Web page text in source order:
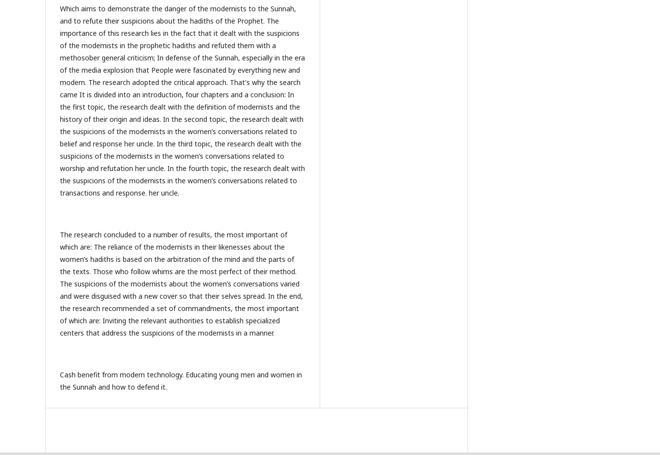
Which aims to demonstrate the danger of the modernists to the Sunnah,
and to refute their suspicions about the hadiths of the Prophet. The
importance of this research lies in the fact that it dealt with the suspicions
of the modernists in the prophetic hadiths and refuted them with a
methosober general criticism; In defense of the Sunnah, especially in the era
of the media explosion that People were fascinated by everything new and
modern. The research adopted the critical approach. That's why the search
came It is divided into an introduction, four chapters and a conclusion: In
the first topic, the research dealt with the definition of modernists and the
history of their origin and ideas. In the second topic, the research dealt with
the suspicions of the modernists in the women’s conversations related to
belief and response her uncle. In the third topic, the research dealt with the
suspicions of the modernists in the women’s conversations related to
worship and refutation her uncle. In the fourth topic, the research dealt with
the suspicions of the modernists in the women’s conversations related to
transactions and response. her uncle.
The research concluded to a number of results, the most important of
which are: The reliance of the modernists in their likenesses about the
women’s hadiths is based on the arbitration of the mind and the parts of
the texts. Those who follow whims are the most perfect of their method.
The suspicions of the modernists about the women’s conversations varied
and were disguised with a new cover so that their selves spread. In the end,
the research recommended a set of commandments, the most important
of which are: Inviting the relevant authorities to establish specialized
centers that address the suspicions of the modernists in a manner.
Cash benefit from modern technology. Educating young men and women in
the Sunnah and how to defend it.